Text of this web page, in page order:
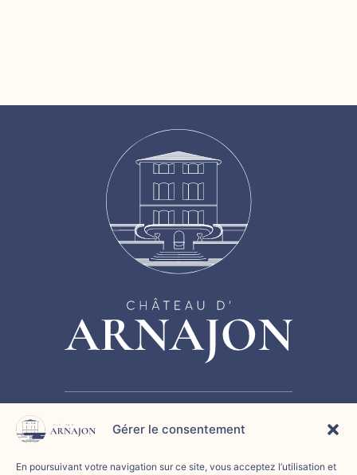
Gérer le consentement
En poursuivant votre navigation sur ce site, vous acceptez l’utilisation et
HISTOIRE SÉMINAIRE CHAMBRE D’HÔTES
ÉVÉNEMENTS CONTACT